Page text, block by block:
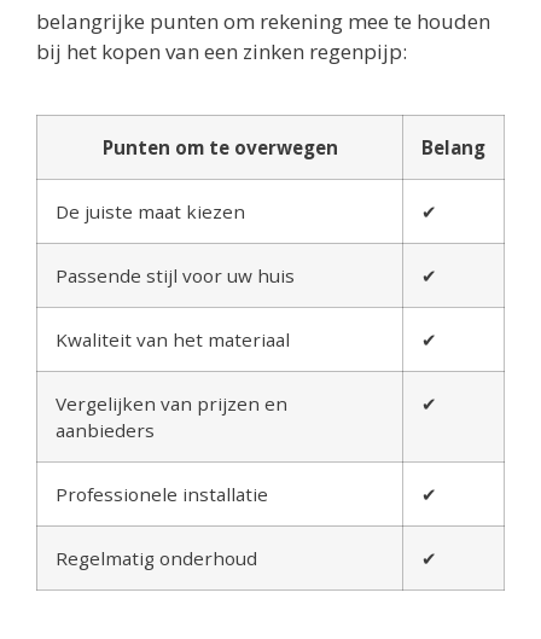
belangrijke punten om rekening mee te houden
bij het kopen van een zinken regenpijp:
Punten om te overwegen Belang
De juiste maat kiezen ✔
Passende stijl voor uw huis ✔
Kwaliteit van het materiaal ✔
Vergelijken van prijzen en
aanbieders
✔
Professionele installatie ✔
Regelmatig onderhoud ✔